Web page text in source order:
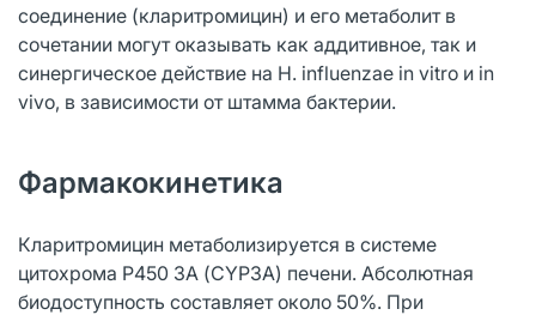
соединение (кларитромицин) и его метаболит в
сочетании могут оказывать как аддитивное, так и
синергическое действие на H. influenzae in vitro и in
vivo, в зависимости от штамма бактерии.
Фармакокинетика
Кларитромицин метаболизируется в системе
цитохрома Р450 3А (CYP3A) печени. Абсолютная
биодоступность составляет около 50%. При